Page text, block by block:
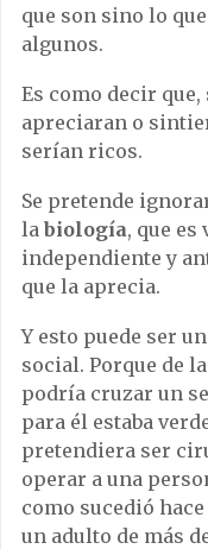
que son sino lo
algunos.
Es como decir
apreciaran o
serían ricos.
Se pretende
la biología, que es
independiente y
que la aprecia.
Y esto puede ser
social. Porque de
podría cruzar un
para él estaba
pretendiera ser
operar a una
como sucedió
un adulto de más